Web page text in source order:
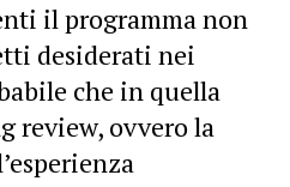
il programma non
desiderati nei
che in quella
review, ovvero la